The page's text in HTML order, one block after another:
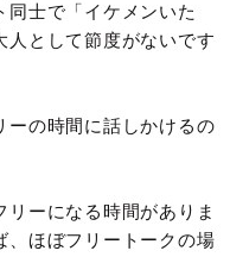
同士で「イケメンいた
人として節度がないです
ーの時間に話しかけるの
ーになる時間がありま
、ほぼフリートークの場